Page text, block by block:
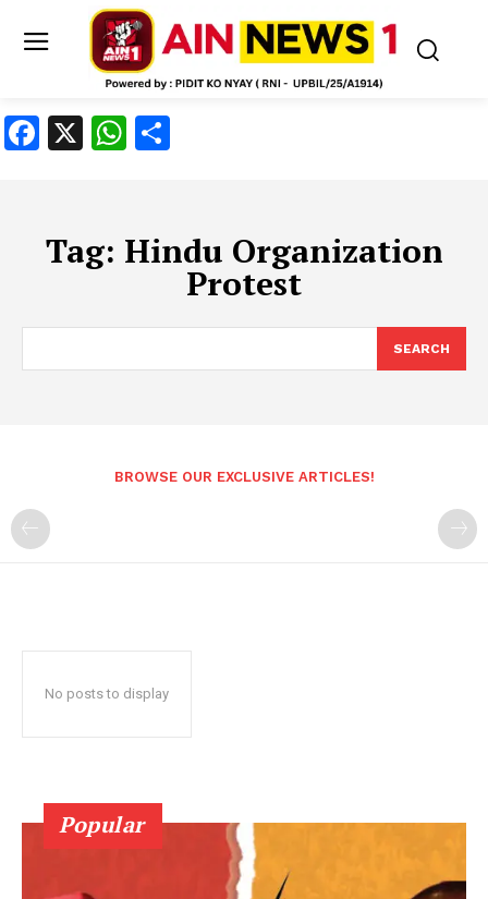
Facebook
X WhatsApp
Tag: Hindu Organization
Protest
SEARCH
BROWSE OUR EXCLUSIVE ARTICLES!
No posts to display
Popular